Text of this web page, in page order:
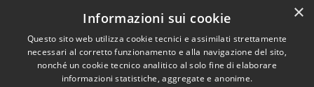
Dichiarazione di accessibilità
Copyright © 2026 • Comune di
×
Informazioni sui cookie
Questo sito web utilizza cookie tecnici e assimilati strettamente
necessari al corretto funzionamento e alla navigazione del sito,
nonché un cookie tecnico analitico al solo fine di elaborare
informazioni statistiche, aggregate e anonime.